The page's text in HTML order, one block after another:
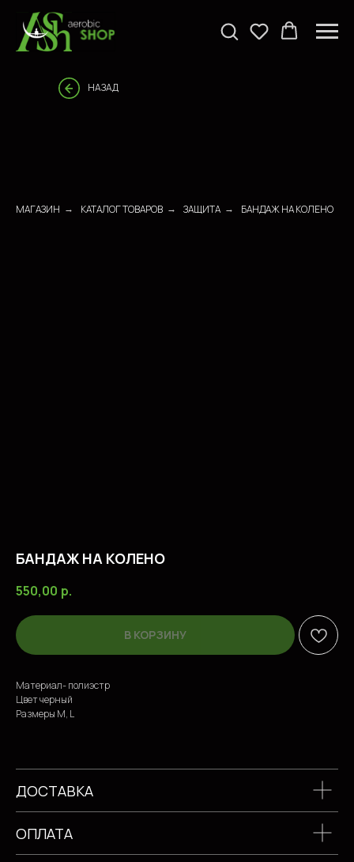
НАЗАД
МАГАЗИН → КАТАЛОГ ТОВАРОВ → ЗАЩИТА → БАНДАЖ НА КОЛЕНО
БАНДАЖ НА КОЛЕНО
550,00 р.
В КОРЗИНУ
Материал- полиэстр
Цвет черный
Размеры М, L
ДОСТАВКА
ОПЛАТА